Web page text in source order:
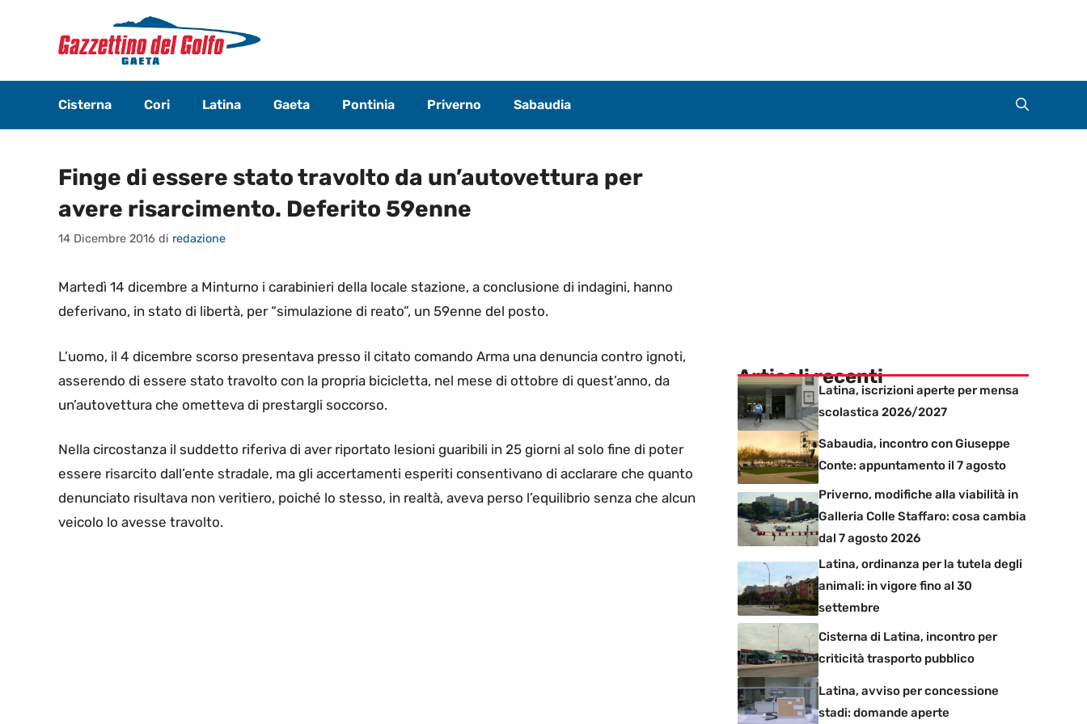
contenuto
Cisterna Cori Latina Gaeta Pontinia Priverno Sabaudia
Finge di essere stato travolto da un’autovettura per
avere risarcimento. Deferito 59enne
14 Dicembre 2016 di redazione
Martedì 14 dicembre a Minturno i carabinieri della locale stazione, a conclusione di indagini, hanno
deferivano, in stato di libertà, per “simulazione di reato”, un 59enne del posto.
L’uomo, il 4 dicembre scorso presentava presso il citato comando Arma una denuncia contro ignoti,
asserendo di essere stato travolto con la propria bicicletta, nel mese di ottobre di quest’anno, da
un’autovettura che ometteva di prestargli soccorso.
Nella circostanza il suddetto riferiva di aver riportato lesioni guaribili in 25 giorni al solo fine di poter
essere risarcito dall’ente stradale, ma gli accertamenti esperiti consentivano di acclarare che quanto
denunciato risultava non veritiero, poiché lo stesso, in realtà, aveva perso l’equilibrio senza che alcun
veicolo lo avesse travolto.
Articoli recenti
Latina, iscrizioni aperte per mensa
scolastica 2026/2027
Sabaudia, incontro con Giuseppe
Conte: appuntamento il 7 agosto
Priverno, modifiche alla viabilità in
Galleria Colle Staffaro: cosa cambia
dal 7 agosto 2026
Latina, ordinanza per la tutela degli
animali: in vigore fino al 30
settembre
Cisterna di Latina, incontro per
criticità trasporto pubblico
Latina, avviso per concessione
stadi: domande aperte